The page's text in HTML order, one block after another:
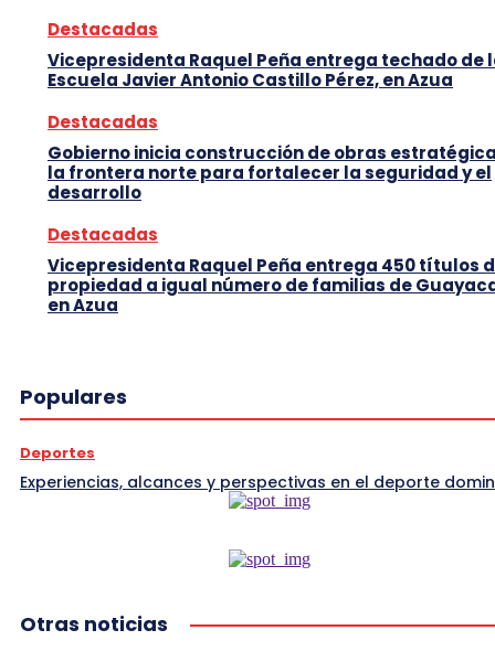
Destacadas
Vicepresidenta Raquel Peña entrega techado de
Escuela Javier Antonio Castillo Pérez, en Azua
Destacadas
Gobierno inicia construcción de obras
la frontera norte para fortalecer la seguridad y el
desarrollo
Destacadas
Vicepresidenta Raquel Peña entrega 450 títulos
propiedad a igual número de familias de
en Azua
Populares
Deportes
Experiencias, alcances y perspectivas en el deporte
Otras noticias